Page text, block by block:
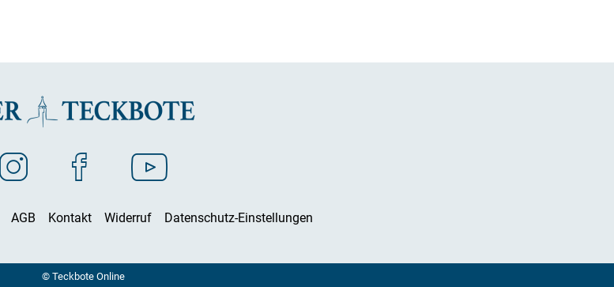
AGB Kontakt Widerruf Datenschutz-Einstellungen
© Teckbote Online